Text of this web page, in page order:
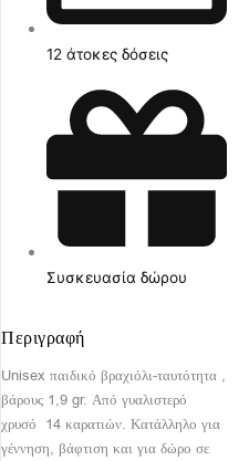
12 άτοκες δόσεις
Συσκευασία δώρου
Περιγραφή
Unisex παιδικό βραχιόλι-ταυτότητα ,
βάρους 1,9 gr. Από γυαλιστερό
χρυσό 14 καρατιών. Κατάλληλο για
γέννηση, βάφτιση και για δώρο σε